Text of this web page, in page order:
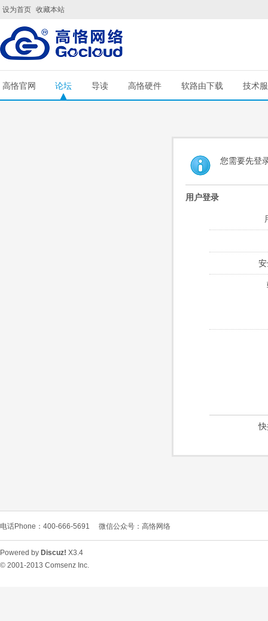
设为首页 收藏本站
高恪官网 论坛 导读 高恪硬件 软路由下载 技术
您需要先登
用户登录
电话Phone：400-666-5691 微信公众号：高恪网络
Powered by Discuz! X3.4
© 2001-2013 Comsenz Inc.